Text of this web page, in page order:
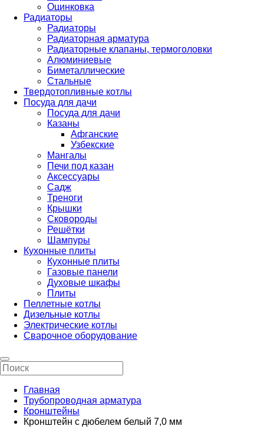
Оцинковка
Радиаторы
Радиаторы
Радиаторная арматура
Радиаторные клапаны, термоголовки
Алюминиевые
Биметаллические
Стальные
Твердотопливные котлы
Посуда для дачи
Посуда для дачи
Казаны
Афганские
Узбекские
Мангалы
Печи под казан
Аксессуары
Садж
Треноги
Крышки
Сковороды
Решётки
Шампуры
Кухонные плиты
Кухонные плиты
Газовые панели
Духовые шкафы
Плиты
Пеллетные котлы
Дизельные котлы
Электрические котлы
Сварочное оборудование
Главная
Трубопроводная арматура
Кронштейны
Кронштейн с дюбелем белый 7,0 мм